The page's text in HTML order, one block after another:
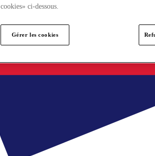
cookies» ci-dessous.
Gérer les cookies